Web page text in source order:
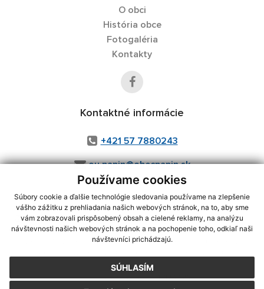
Používame cookies
Súbory cookie a ďalšie technológie sledovania používame na zlepšenie
vášho zážitku z prehliadania našich webových stránok, na to, aby sme
vám zobrazovali prispôsobený obsah a cielené reklamy, na analýzu
návštevnosti našich webových stránok a na pochopenie toho, odkiaľ naši
návštevníci prichádzajú.
SÚHLASÍM
O obci
História obce
Fotogaléria
Kontakty
Kontaktné informácie
+421 57 7880243
ou.papin@obecpapin.sk
využite možnosť získavania aktuálnych informácií s využitím RSS
CMS systém (redakčný) systém ECHELON 2,Mapa stránok,web portál
webex.digital, s.r.o.,domény,registrácia domény
Posledná aktualizácia:31.07.2026